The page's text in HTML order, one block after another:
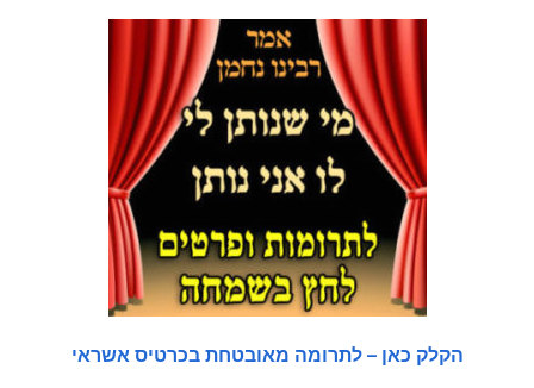
הקלק כאן – לתרומה מאובטחת בכרטיס אשראי